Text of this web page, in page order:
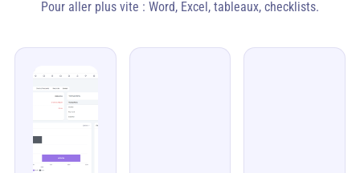
Pour aller plus vite : Word, Excel, tableaux, checklists.